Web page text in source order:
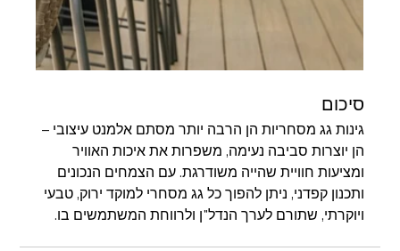
סיכום
גינות גג מסחריות הן הרבה יותר מסתם אלמנט עיצובי –
הן יוצרות סביבה נעימה, משפרות את איכות האוויר
ומציעות חוויית שהייה משודרגת. עם הצמחים הנכונים
ותכנון קפדני, ניתן להפוך כל גג מסחרי למוקד ירוק, טבעי
ויוקרתי, שתורם לערך הנדל"ן ולרווחת המשתמשים בו.